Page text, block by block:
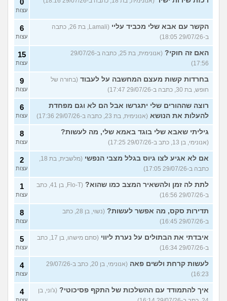
0
עצות
הקשר עם אבא שלי מכביד עליי
(Lamali, בת 26, כתבה
ב-29/07/26 18:05)
6
עצות
האם זה חוקי?
(אנונימית, בת 25, כתבה ב-29/07/26
17:56)
15
עצות
בחרדות קשות מעצם המחשבה על לעבוד (בחורה של
חופש, בת 30, כתבה ב-29/07/26 17:47)
9
עצות
רוצה שההורים שלי יתגרשו אבל הם לא וגם מפחדת
להעלות את הנושא (אנונימית, בת 23, כתבה ב-29/07/26 17:36)
6
עצות
גיליתי שאבא שלי בוגד באמא שלי, מה לעשות?
(אנונימי, בן 13, כתב ב-29/07/26 17:25)
8
עצות
אם לא אגיע לצו גיוס בגלל מצבי הנפשי
(מלשבית, בת 18,
כתבה ב-29/07/26 17:05)
2
עצות
לתת לה זמן ולהשאיר המצב כמו שהוא?
(Flo-T, בן 41, כתב
ב-29/07/26 16:56)
1
עצות
תדירות סקס, מה אפשר לעשות?
(נשוי, בן 28, כתב
ב-29/07/26 16:45)
8
עצות
איבדתי את הבתולים על נערת ליווי
(סתם מישהו, בן 17, כתב
ב-29/07/26 16:34)
5
עצות
לעשות קרחת ולשים פאה
(אנונימי, בן 20, כתב ב-29/07/26
16:23)
4
עצות
איך להתמודד עם ההשלכות של התקף פסיכוטי? (ג'וני, בן
4